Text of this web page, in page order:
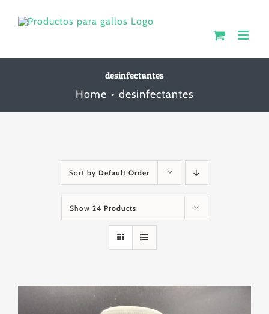
desinfectantes
Home desinfectantes
Sort by Default Order
Show 24 Products